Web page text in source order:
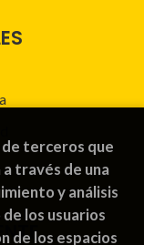
terceros que
través de una
y análisis
los usuarios
de los espacios